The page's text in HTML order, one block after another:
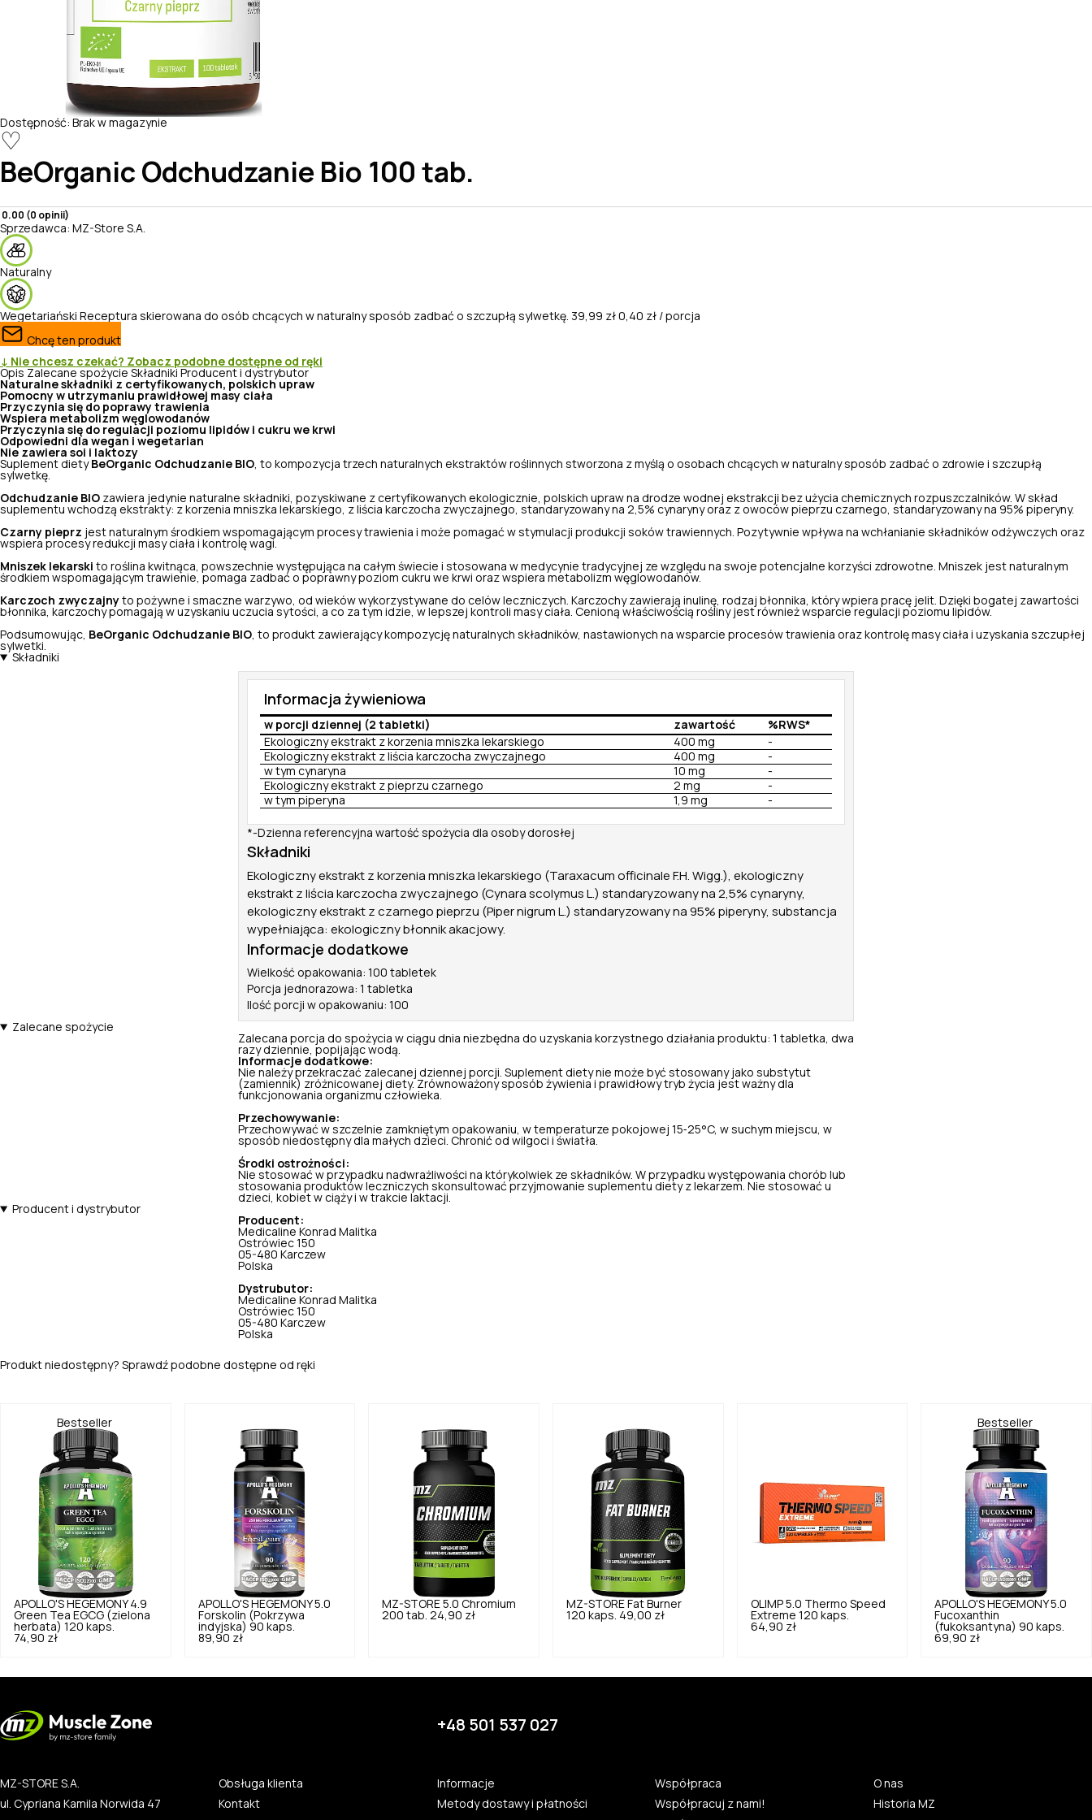
Dostępność: Brak w magazynie
♡
BeOrganic Odchudzanie Bio 100 tab.
0.00 (0 opinii)
Sprzedawca: MZ-Store S.A.
Naturalny
Wegetariański Receptura skierowana do osób chcących w naturalny sposób zadbać o szczupłą sylwetkę. 39,99 zł 0,40 zł / porcja
Chcę ten produkt
↓ Nie chcesz czekać? Zobacz podobne dostępne od ręki
Opis Zalecane spożycie Składniki Producent i dystrybutor
Naturalne składniki z certyfikowanych, polskich upraw
Pomocny w utrzymaniu prawidłowej masy ciała
Przyczynia się do poprawy trawienia
Wspiera metabolizm węglowodanów
Przyczynia się do regulacji poziomu lipidów i cukru we krwi
Odpowiedni dla wegan i wegetarian
Nie zawiera soi i laktozy
Suplement diety BeOrganic Odchudzanie BIO , to kompozycja trzech naturalnych ekstraktów roślinnych stworzona z myślą o osobach chcących w naturalny sposób zadbać o zdrowie i szczupłą
sylwetkę.
Odchudzanie BIO zawiera jedynie naturalne składniki, pozyskiwane z certyfikowanych ekologicznie, polskich upraw na drodze wodnej ekstrakcji bez użycia chemicznych rozpuszczalników. W skład
suplementu wchodzą ekstrakty: z korzenia mniszka lekarskiego, z liścia karczocha zwyczajnego, standaryzowany na 2,5% cynaryny oraz z owoców pieprzu czarnego, standaryzowany na 95% piperyny.
Czarny pieprz jest naturalnym środkiem wspomagającym procesy trawienia i może pomagać w stymulacji produkcji soków trawiennych. Pozytywnie wpływa na wchłanianie składników odżywczych oraz
wspiera procesy redukcji masy ciała i kontrolę wagi.
Mniszek lekarski to roślina kwitnąca, powszechnie występująca na całym świecie i stosowana w medycynie tradycyjnej ze względu na swoje potencjalne korzyści zdrowotne. Mniszek jest naturalnym
środkiem wspomagającym trawienie, pomaga zadbać o poprawny poziom cukru we krwi oraz wspiera metabolizm węglowodanów.
Karczoch zwyczajny to pożywne i smaczne warzywo, od wieków wykorzystywane do celów leczniczych. Karczochy zawierają inulinę, rodzaj błonnika, który wpiera pracę jelit. Dzięki bogatej zawartości
błonnika, karczochy pomagają w uzyskaniu uczucia sytości, a co za tym idzie, w lepszej kontroli masy ciała. Cenioną właściwością rośliny jest również wsparcie regulacji poziomu lipidów.
Podsumowując,
BeOrganic Odchudzanie BIO , to produkt zawierający kompozycję naturalnych składników, nastawionych na wsparcie procesów trawienia oraz kontrolę masy ciała i uzyskania szczupłej
sylwetki.
Składniki
Informacja żywieniowa
w porcji dziennej (2 tabletki) zawartość
%RWS*
Ekologiczny ekstrakt z korzenia mniszka lekarskiego
400 mg
-
Ekologiczny ekstrakt z liścia karczocha zwyczajnego
400 mg
-
w tym cynaryna
10 mg
-
Ekologiczny ekstrakt z pieprzu czarnego
2 mg
-
w tym piperyna
1,9 mg -
*-Dzienna referencyjna wartość spożycia dla osoby dorosłej
Składniki
Ekologiczny ekstrakt z korzenia mniszka lekarskiego (Taraxacum officinale F.H. Wigg.), ekologiczny
ekstrakt z liścia karczocha zwyczajnego (Cynara scolymus L.) standaryzowany na 2,5% cynaryny,
ekologiczny ekstrakt z czarnego pieprzu (Piper nigrum L.) standaryzowany na 95% piperyny, substancja
wypełniająca: ekologiczny błonnik akacjowy.
Informacje dodatkowe
Wielkość opakowania: 100 tabletek
Porcja jednorazowa: 1 tabletka
Ilość porcji w opakowaniu: 100
Zalecane spożycie
Zalecana porcja do spożycia w ciągu dnia niezbędna do uzyskania korzystnego działania produktu: 1 tabletka, dwa
razy dziennie, popijając wodą.
Informacje dodatkowe:
Nie należy przekraczać zalecanej dziennej porcji. Suplement diety nie może być stosowany jako substytut
(zamiennik) zróżnicowanej diety. Zrównoważony sposób żywienia i prawidłowy tryb życia jest ważny dla
funkcjonowania organizmu człowieka.
Przechowywanie:
Przechowywać w szczelnie zamkniętym opakowaniu, w temperaturze pokojowej 15‑25°C, w suchym miejscu, w
sposób niedostępny dla małych dzieci. Chronić od wilgoci i światła.
Środki ostrożności:
Nie stosować w przypadku nadwrażliwości na którykolwiek ze składników. W przypadku występowania chorób lub
stosowania produktów leczniczych skonsultować przyjmowanie suplementu diety z lekarzem. Nie stosować u
dzieci, kobiet w ciąży i w trakcie laktacji.
Producent i dystrybutor
Producent:
Medicaline Konrad Malitka
Ostrówiec 150
05-480 Karczew
Polska
Dystrubutor:
Medicaline Konrad Malitka
Ostrówiec 150
05-480 Karczew
Polska
Produkt niedostępny? Sprawdź podobne dostępne od ręki
Bestseller
APOLLO'S HEGEMONY 4.9
Green Tea EGCG (zielona
herbata) 120 kaps.
74,90 zł
APOLLO'S HEGEMONY 5.0
Forskolin (Pokrzywa
indyjska) 90 kaps.
89,90 zł
MZ-STORE 5.0 Chromium
200 tab. 24,90 zł
MZ-STORE Fat Burner
120 kaps. 49,00 zł
OLIMP 5.0 Thermo Speed
Extreme 120 kaps.
64,90 zł
Bestseller
APOLLO'S HEGEMONY 5.0
Fucoxanthin
(fukoksantyna) 90 kaps.
69,90 zł
+48 501 537 027
MZ-STORE S.A.
ul. Cypriana Kamila Norwida 47
Obsługa klienta
Kontakt
Informacje
Metody dostawy i płatności
Współpraca
Współpracuj z nami!
O nas
Historia MZ